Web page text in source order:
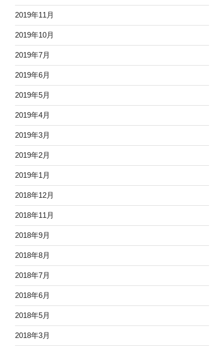
2019年11月
2019年10月
2019年7月
2019年6月
2019年5月
2019年4月
2019年3月
2019年2月
2019年1月
2018年12月
2018年11月
2018年9月
2018年8月
2018年7月
2018年6月
2018年5月
2018年3月